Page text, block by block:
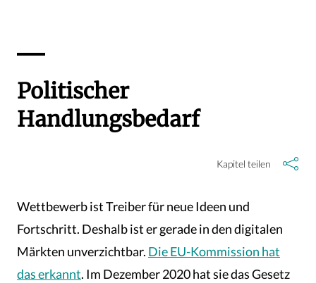
Politischer
Handlungsbedarf
Kapitel teilen
Wettbewerb ist Treiber für neue Ideen und
Fortschritt. Deshalb ist er gerade in den digitalen
Märkten unverzichtbar. Die EU-Kommission hat
das erkannt. Im Dezember 2020 hat sie das Gesetz